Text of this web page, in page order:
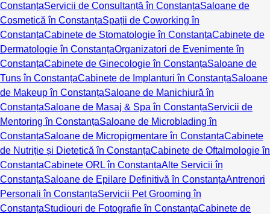
ConstanțaServicii de Consultanță în ConstanțaSaloane de
Cosmetică în ConstanțaSpații de Coworking în
ConstanțaCabinete de Stomatologie în ConstanțaCabinete de
Dermatologie în ConstanțaOrganizatori de Evenimente în
ConstanțaCabinete de Ginecologie în ConstanțaSaloane de
Tuns în ConstanțaCabinete de Implanturi în ConstanțaSaloane
de Makeup în ConstanțaSaloane de Manichiură în
ConstanțaSaloane de Masaj & Spa în ConstanțaServicii de
Mentoring în ConstanțaSaloane de Microblading în
ConstanțaSaloane de Micropigmentare în ConstanțaCabinete
de Nutriție și Dietetică în ConstanțaCabinete de Oftalmologie în
ConstanțaCabinete ORL în ConstanțaAlte Servicii în
ConstanțaSaloane de Epilare Definitivă în ConstanțaAntrenori
Personali în ConstanțaServicii Pet Grooming în
ConstanțaStudiouri de Fotografie în ConstanțaCabinete de